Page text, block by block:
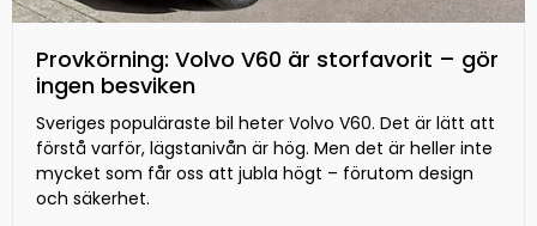
Provkörning: Volvo V60 är storfavorit – gör
ingen besviken
Sveriges populäraste bil heter Volvo V60. Det är lätt att
förstå varför, lägstanivån är hög. Men det är heller inte
mycket som får oss att jubla högt – förutom design
och säkerhet.